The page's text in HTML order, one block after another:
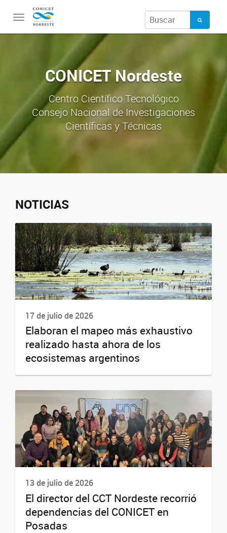
Toggle
navigation
CONICET Nordeste
Centro Científico Tecnológico
Consejo Nacional de Investigaciones
Científicas y Técnicas
NOTICIAS
17 de julio de 2026
Elaboran el mapeo más exhaustivo
realizado hasta ahora de los
ecosistemas argentinos
13 de julio de 2026
El director del CCT Nordeste recorrió
dependencias del CONICET en
Posadas